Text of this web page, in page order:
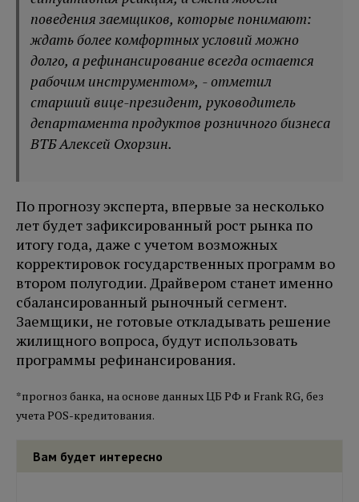
поведения заемщиков, которые понимают:
ждать более комфортных условий можно
долго, а рефинансирование всегда остается
рабочим инструментом», - отметил
старший вице-президент, руководитель
департамента продуктов розничного бизнеса
ВТБ Алексей Охорзин.
По прогнозу эксперта, впервые за несколько
лет будет зафиксированный рост рынка по
итогу года, даже с учетом возможных
корректировок государственных программ во
втором полугодии. Драйвером станет именно
сбалансированный рыночный сегмент.
Заемщики, не готовые откладывать решение
жилищного вопроса, будут использовать
программы рефинансирования.
*прогноз банка, на основе данных ЦБ РФ и Frank RG, без
учета POS-кредитования.
Вам будет интересно